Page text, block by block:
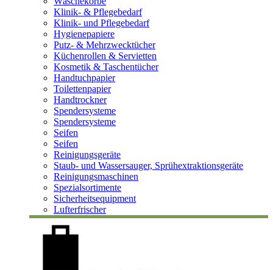
Klinik- & Pflegebedarf
Klinik- und Pflegebedarf
Hygienepapiere
Putz- & Mehrzwecktücher
Küchenrollen & Servietten
Kosmetik & Taschentücher
Handtuchpapier
Toilettenpapier
Handtrockner
Spendersysteme
Spendersysteme
Seifen
Seifen
Reinigungsgeräte
Staub- und Wassersauger, Sprühextraktionsgeräte
Reinigungsmaschinen
Spezialsortimente
Sicherheitsequipment
Lufterfrischer